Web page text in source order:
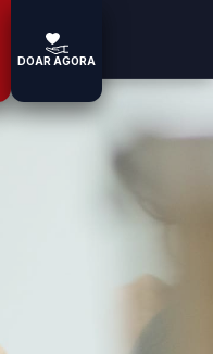
DOAR AGORA